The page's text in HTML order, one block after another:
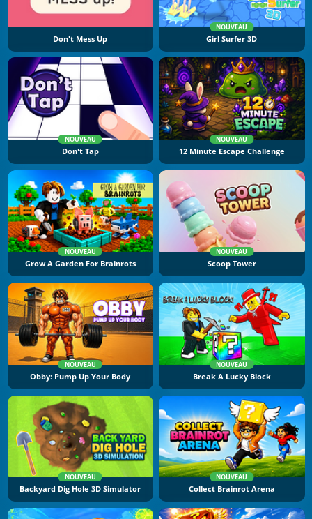
Don't Mess Up
NOUVEAU
Girl Surfer 3D
NOUVEAU
Don't Tap
NOUVEAU
12 Minute Escape Challenge
NOUVEAU
Grow A Garden For Brainrots
NOUVEAU
Scoop Tower
NOUVEAU
Obby: Pump Up Your Body
NOUVEAU
Break A Lucky Block
NOUVEAU
Backyard Dig Hole 3D Simulator
NOUVEAU
Collect Brainrot Arena